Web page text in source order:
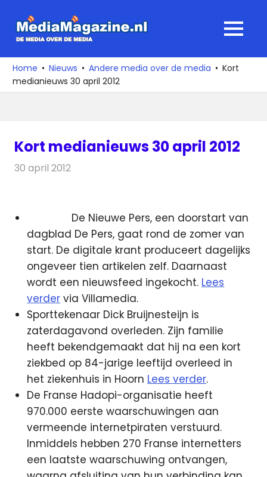
naar
media
over
de
MENU
Home Nieuws Andere media over de media
Kort
medianieuws 30 april 2012
Kort medianieuws 30 april 2012
30 april 2012
De Nieuwe Pers, een doorstart van
dagblad De Pers, gaat rond de zomer van
start. De digitale krant produceert dagelijks
ongeveer tien artikelen zelf. Daarnaast
wordt een nieuwsfeed ingekocht. Lees
verder via Villamedia.
Sporttekenaar Dick Bruijnesteijn is
zaterdagavond overleden. Zijn familie
heeft bekendgemaakt dat hij na een kort
ziekbed op 84-jarige leeftijd overleed in
het ziekenhuis in Hoorn Lees verder.
De Franse Hadopi-organisatie heeft
970.000 eerste waarschuwingen aan
vermeende internetpiraten verstuurd.
Inmiddels hebben 270 Franse internetters
een laatste waarschuwing ontvangen,